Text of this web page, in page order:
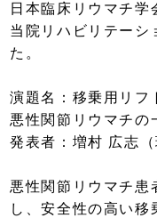
日本臨床リウマチ学
当院リハビリテーシ
た。
演題名：移乗用リフ
悪性関節リウマチの
発表者：増村 広志（
悪性関節リウマチ患
し、安全性の高い移